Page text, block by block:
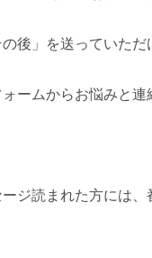
の後」を送っていた
ームからお悩みと
ジ読まれた方には